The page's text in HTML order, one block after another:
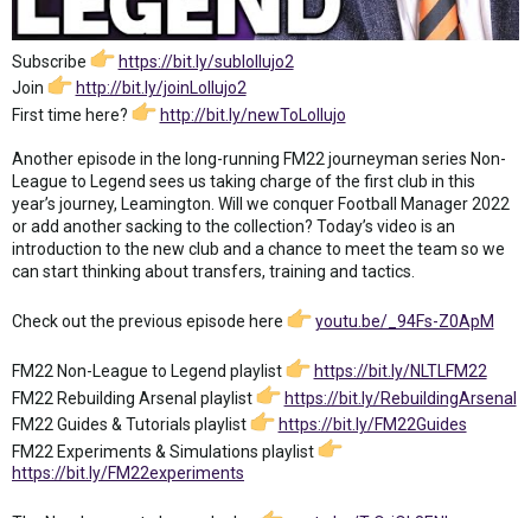
Subscribe
https://bit.ly/sublollujo2
Join
http://bit.ly/joinLollujo2
First time here?
http://bit.ly/newToLollujo
Another episode in the long-running FM22 journeyman series Non-
League to Legend sees us taking charge of the first club in this
year’s journey, Leamington. Will we conquer Football Manager 2022
or add another sacking to the collection? Today’s video is an
introduction to the new club and a chance to meet the team so we
can start thinking about transfers, training and tactics.
Check out the previous episode here youtu.be/_94Fs-Z0ApM
FM22 Non-League to Legend playlist
https://bit.ly/NLTLFM22
FM22 Rebuilding Arsenal playlist
https://bit.ly/RebuildingArsenal
FM22 Guides & Tutorials playlist
https://bit.ly/FM22Guides
FM22 Experiments & Simulations playlist
https://bit.ly/FM22experiments